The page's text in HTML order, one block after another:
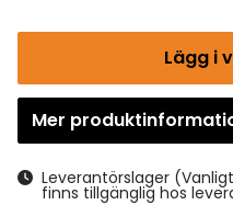
Lägg i
Gå
Mer
Leverantörslager
finns tillgänglig hos